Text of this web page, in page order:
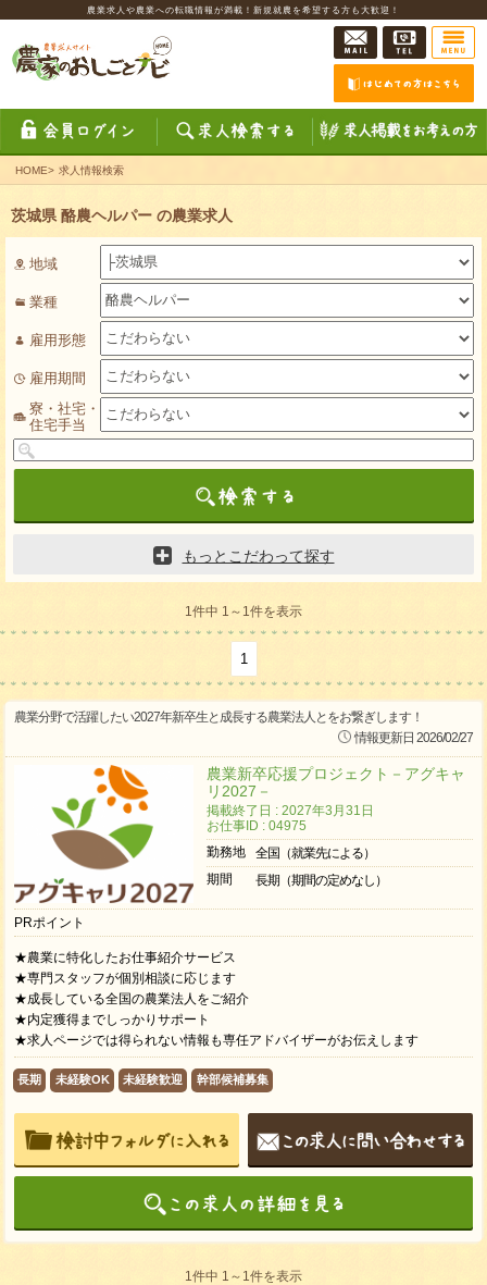
農業求人や農業への転職情報が満載！新規就農を希望する方も大歓迎！
HOME> 求人情報検索
茨城県 酪農ヘルパー の農業求人
地域
業種
雇用形態
雇用期間
寮・社宅・
住宅手当
もっとこだわって探す
1件中 1～1件を表示
1
農業分野で活躍したい2027年新卒生と成長する農業法人とをお繋ぎします！
情報更新日 2026/02/27
農業新卒応援プロジェクト－アグキャ
リ2027－
掲載終了日 : 2027年3月31日
お仕事ID : 04975
勤務地
全国（就業先による）
期間
長期（期間の定めなし）
PRポイント
★農業に特化したお仕事紹介サービス
★専門スタッフが個別相談に応じます
★成長している全国の農業法人をご紹介
★内定獲得までしっかりサポート
★求人ページでは得られない情報も専任アドバイザーがお伝えします
長期 未経験OK 未経験歓迎 幹部候補募集
1件中 1～1件を表示